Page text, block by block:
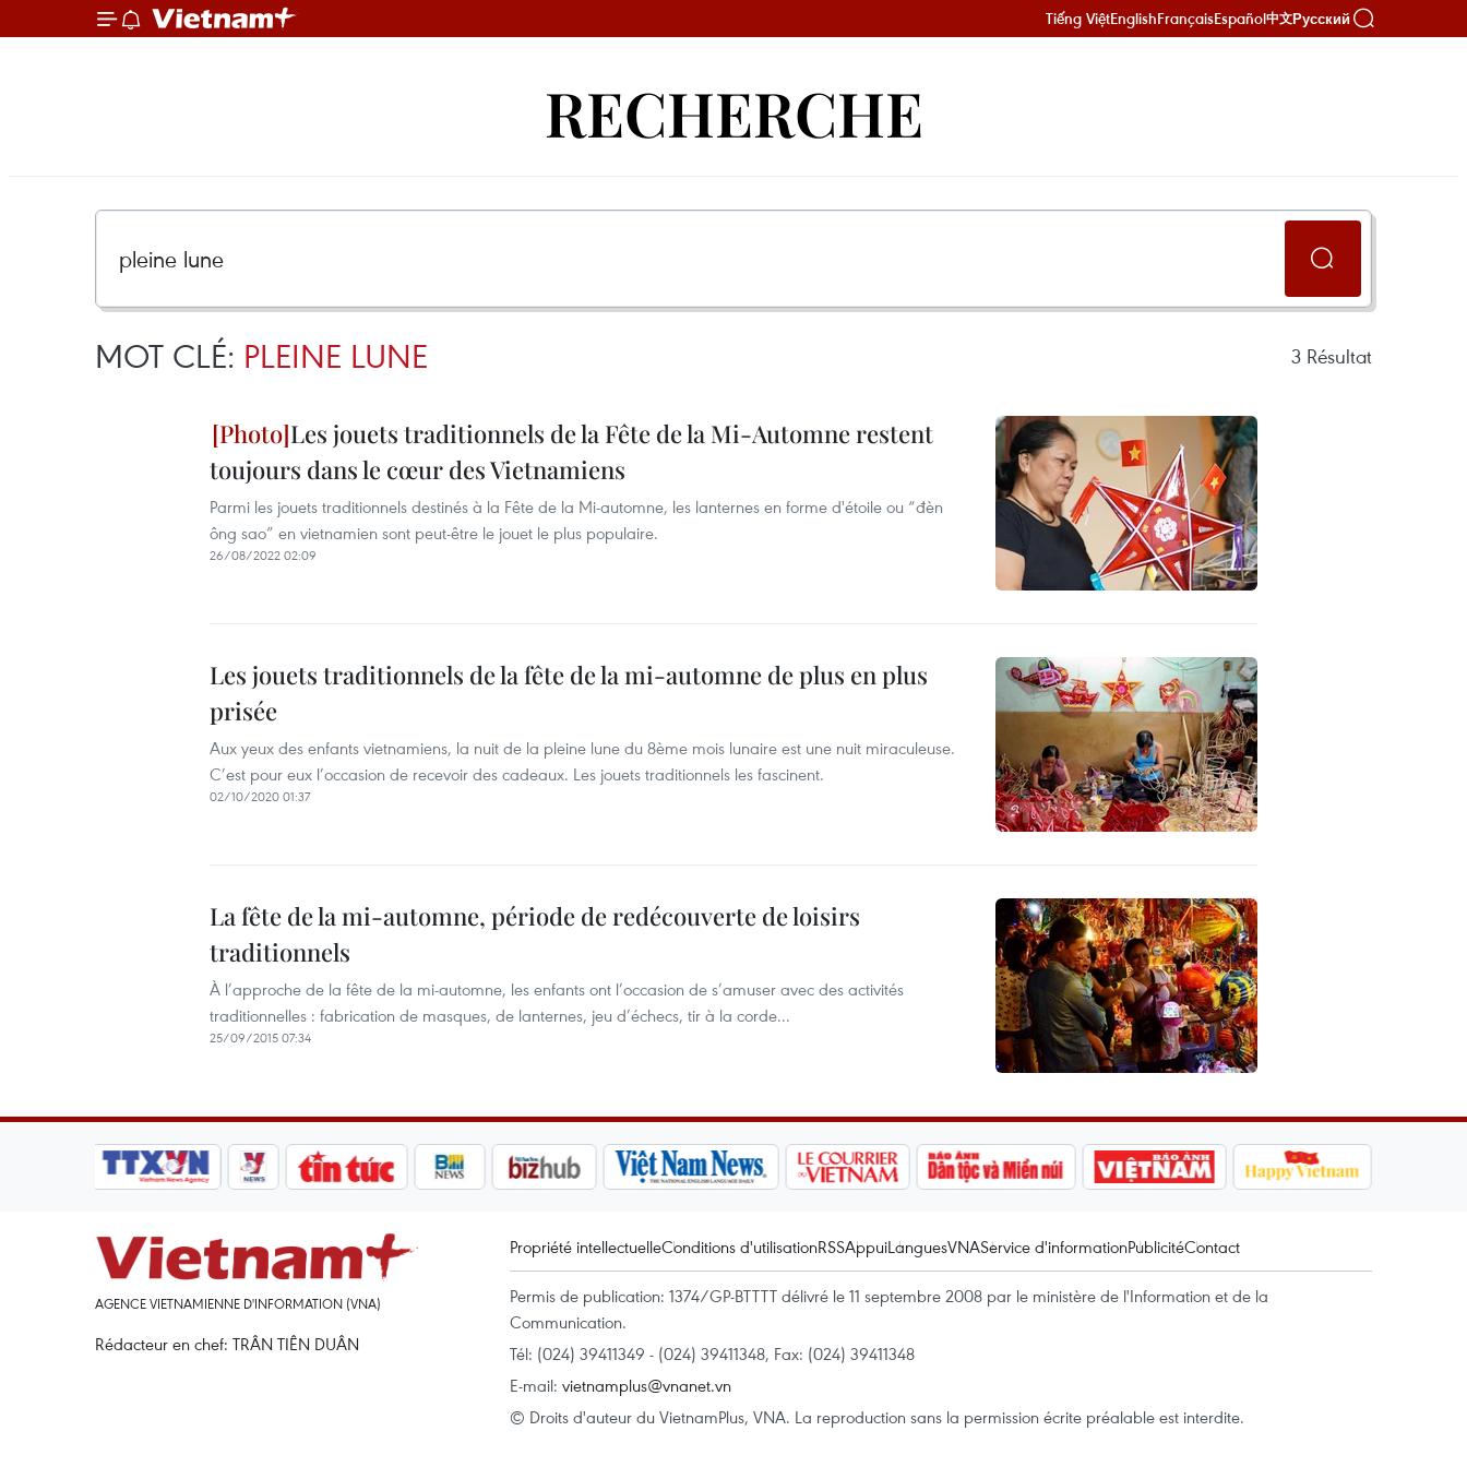
Tiếng ViệtEnglishFrançaisEspañol中文Русский
RECHERCHE
MOT CLÉ: PLEINE LUNE 3 Résultat
Les jouets traditionnels de la Fête de la Mi-Automne restent
toujours dans le cœur des Vietnamiens
Parmi les jouets traditionnels destinés à la Fête de la Mi-automne, les lanternes en forme d'étoile ou “đèn
ông sao” en vietnamien sont peut-être le jouet le plus populaire.
26/08/2022 02:09
Les jouets traditionnels de la fête de la mi-automne de plus en plus
prisée
Aux yeux des enfants vietnamiens, la nuit de la pleine lune du 8ème mois lunaire est une nuit miraculeuse.
C’est pour eux l’occasion de recevoir des cadeaux. Les jouets traditionnels les fascinent.
02/10/2020 01:37
La fête de la mi-automne, période de redécouverte de loisirs
traditionnels
À l’approche de la fête de la mi-automne, les enfants ont l’occasion de s’amuser avec des activités
traditionnelles : fabrication de masques, de lanternes, jeu d’échecs, tir à la corde...
25/09/2015 07:34
AGENCE VIETNAMIENNE D'INFORMATION (VNA)
Rédacteur en chef: TRÂN TIÊN DUÂN
Propriété intellectuelleConditions d'utilisationRSSAppuiLanguesVNAService d'informationPublicitéContact
Permis de publication: 1374/GP-BTTTT délivré le 11 septembre 2008 par le ministère de l'Information et de la
Communication.
Tél: (024) 39411349 - (024) 39411348, Fax: (024) 39411348
E-mail: vietnamplus@vnanet.vn
© Droits d'auteur du VietnamPlus, VNA. La reproduction sans la permission écrite préalable est interdite.